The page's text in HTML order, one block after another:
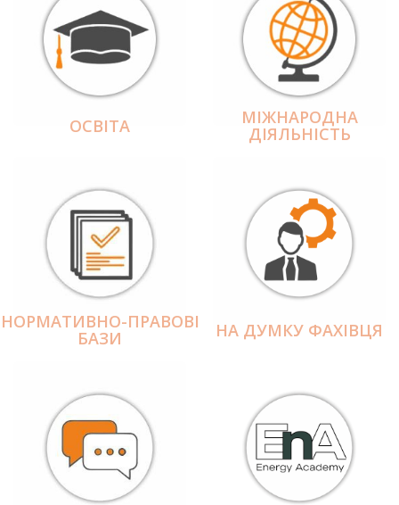
ОСВІТА МІЖНАРОДНА
ДІЯЛЬНІCТЬ
НОРМАТИВНО-ПРАВОВІ
БАЗИ НА ДУМКУ ФАХІВЦЯ